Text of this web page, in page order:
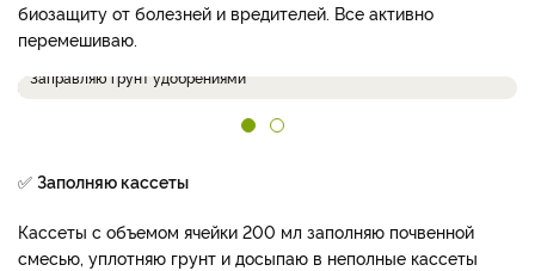
биозащиту от болезней и вредителей. Все активно
перемешиваю.
Заправляю грунт удобрениями
✅ Заполняю кассеты
Кассеты с объемом ячейки 200 мл заполняю почвенной
смесью, уплотняю грунт и досыпаю в неполные кассеты